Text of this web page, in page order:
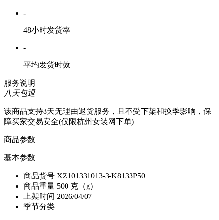
-
48小时发货率
-
平均发货时效
服务说明
八天包退
该商品支持8天无理由退货服务，且不受下架和换季影响，保
障买家交易安全(仅限杭州女装网下单)
商品参数
基本参数
商品货号 XZ101331013-3-K8133P50
商品重量 500 克（g）
上架时间 2026/04/07
季节分类